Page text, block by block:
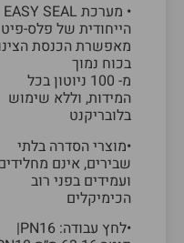
• מערכת EASY SEAL
הייחודית של פלס-פיט
מאפשרת הכנסת
בכוח נמוך
מ- 100 ניוטון בכל
המידות, וללא שימוש
בלובריקנט
•מוצרי הסדרה בלתי
שבירים, אינם
ועמידים בפני רוב
הכימיקלים
•לחץ עבודה: PN16|